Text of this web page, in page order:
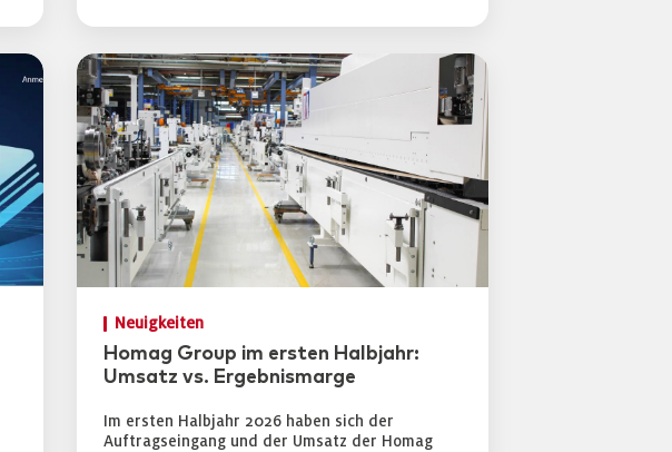
Neuigkeiten
Homag Group im ersten Halbjahr:
Umsatz vs. Ergebnismarge
Im ersten Halbjahr 2026 haben sich der
Auftragseingang und der Umsatz der Homag